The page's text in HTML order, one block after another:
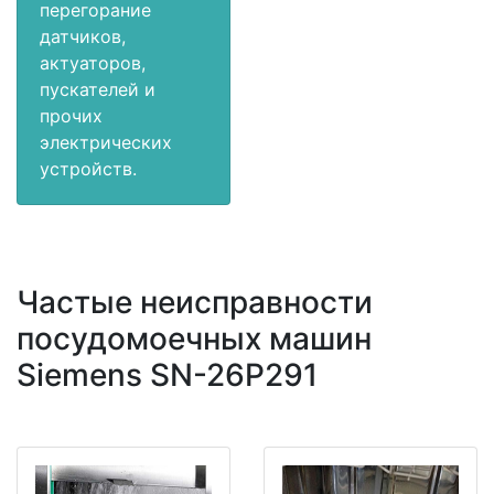
перегорание
датчиков,
актуаторов,
пускателей и
прочих
электрических
устройств.
Частые неисправности
посудомоечных машин
Siemens SN-26P291